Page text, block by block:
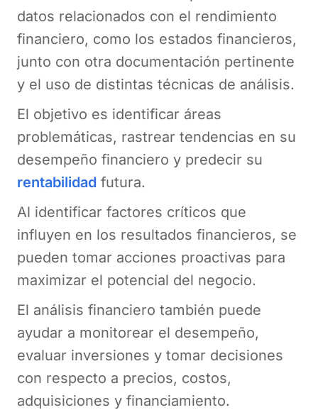
datos relacionados con el rendimiento
financiero, como los estados financieros,
junto con otra documentación pertinente
y el uso de distintas técnicas de análisis.
El objetivo es identificar áreas
problemáticas, rastrear tendencias en su
desempeño financiero y predecir su
rentabilidad futura.
Al identificar factores críticos que
influyen en los resultados financieros, se
pueden tomar acciones proactivas para
maximizar el potencial del negocio.
El análisis financiero también puede
ayudar a monitorear el desempeño,
evaluar inversiones y tomar decisiones
con respecto a precios, costos,
adquisiciones y financiamiento.